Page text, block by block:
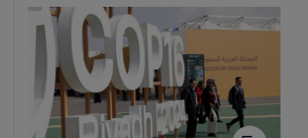
Facebook
(nouvelle
fenêtre)
(nouvelle
fenêtre)
Agrandir
l'image